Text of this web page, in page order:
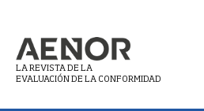
LA REVISTA DE LA
EVALUACIÓN DE LA CONFORMIDAD